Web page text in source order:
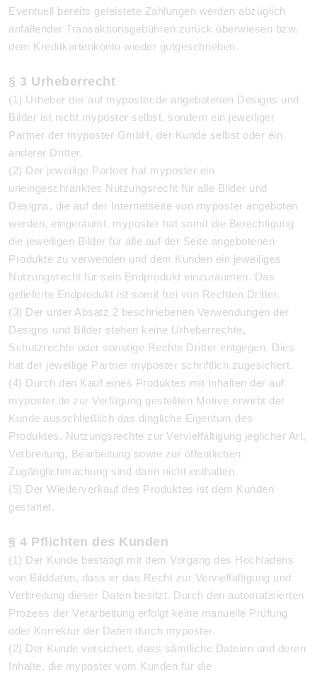
Eventuell bereits geleistete Zahlungen werden abzüglich
anfallender Transaktionsgebühren zurück überwiesen bzw.
dem Kreditkartenkonto wieder gutgeschrieben.
§ 3 Urheberrecht
(1) Urheber der auf myposter.de angebotenen Designs und
Bilder ist nicht myposter selbst, sondern ein jeweiliger
Partner der myposter GmbH, der Kunde selbst oder ein
anderer Dritter.
(2) Der jeweilige Partner hat myposter ein
uneingeschränktes Nutzungsrecht für alle Bilder und
Designs, die auf der Internetseite von myposter angeboten
werden, eingeräumt. myposter hat somit die Berechtigung
die jeweiligen Bilder für alle auf der Seite angebotenen
Produkte zu verwenden und dem Kunden ein jeweiliges
Nutzungsrecht für sein Endprodukt einzuräumen. Das
gelieferte Endprodukt ist somit frei von Rechten Dritter.
(3) Der unter Absatz 2 beschriebenen Verwendungen der
Designs und Bilder stehen keine Urheberrechte,
Schutzrechte oder sonstige Rechte Dritter entgegen. Dies
hat der jeweilige Partner myposter schriftlich zugesichert.
(4) Durch den Kauf eines Produktes mit Inhalten der auf
myposter.de zur Verfügung gestellten Motive erwirbt der
Kunde ausschließlich das dingliche Eigentum des
Produktes. Nutzungsrechte zur Vervielfältigung jeglicher Art,
Verbreitung, Bearbeitung sowie zur öffentlichen
Zugänglichmachung sind darin nicht enthalten.
(5) Der Wiederverkauf des Produktes ist dem Kunden
gestattet.
§ 4 Pflichten des Kunden
(1) Der Kunde bestätigt mit dem Vorgang des Hochladens
von Bilddaten, dass er das Recht zur Vervielfältigung und
Verbreitung dieser Daten besitzt. Durch den automatisierten
Prozess der Verarbeitung erfolgt keine manuelle Prüfung
oder Korrektur der Daten durch myposter.
(2) Der Kunde versichert, dass sämtliche Dateien und deren
Inhalte, die myposter vom Kunden für die